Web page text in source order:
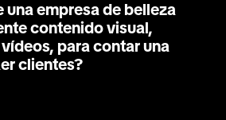
una empresa de belleza
contenido visual,
para contar una
clientes?